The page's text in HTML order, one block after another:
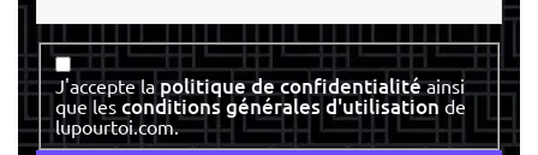
Consentement
J'accepte lapolitique de confidentialitéainsi
que les conditions générales d'utilisation de
lupourtoi.com.